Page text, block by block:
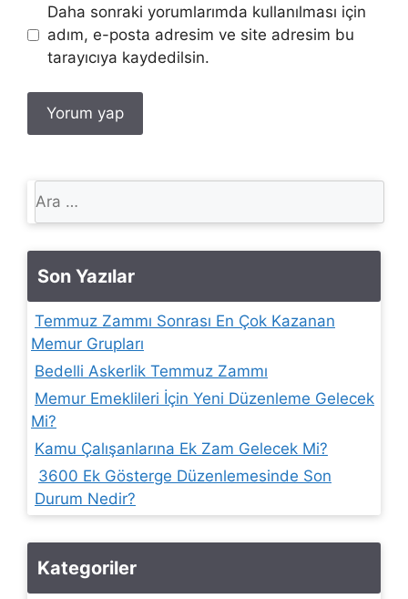
İnternet
sitesi
Daha sonraki yorumlarımda kullanılması için
adım, e-posta adresim ve site adresim bu
tarayıcıya kaydedilsin.
için
Son Yazılar
Temmuz Zammı Sonrası En Çok Kazanan
Memur Grupları
Bedelli Askerlik Temmuz Zammı
Memur Emeklileri İçin Yeni Düzenleme Gelecek
Mi?
Kamu Çalışanlarına Ek Zam Gelecek Mi?
3600 Ek Gösterge Düzenlemesinde Son
Durum Nedir?
Kategoriler